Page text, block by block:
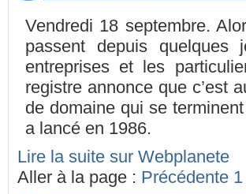
Vendredi 18 septembre.
passent depuis
entreprises et les
registre annonce que c’est
de domaine qui se
a lancé en 1986.
Lire la suite sur Webplanete
Aller à la page : Précédente 1